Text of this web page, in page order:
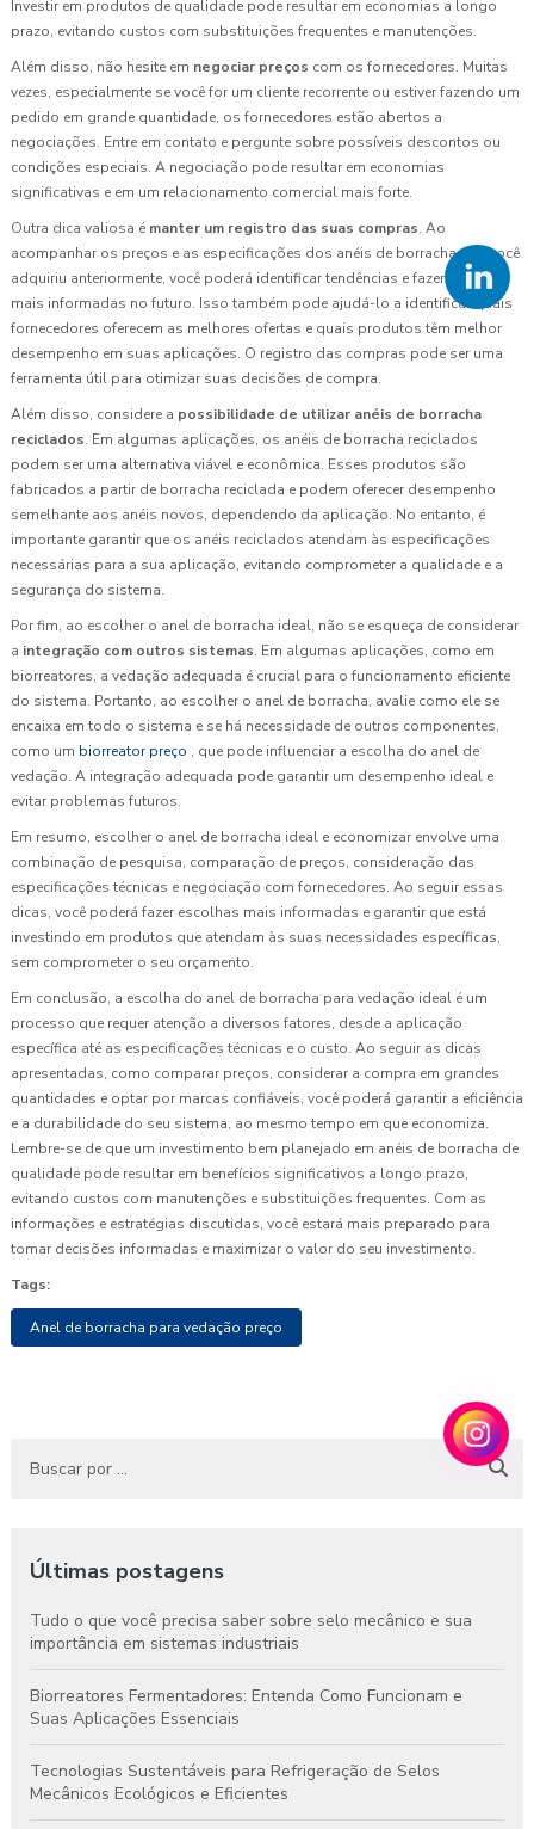
Investir em produtos de qualidade pode resultar em economias a longo
prazo, evitando custos com substituições frequentes e manutenções.
Além disso, não hesite em negociar preços com os fornecedores. Muitas
vezes, especialmente se você for um cliente recorrente ou estiver fazendo um
pedido em grande quantidade, os fornecedores estão abertos a
negociações. Entre em contato e pergunte sobre possíveis descontos ou
condições especiais. A negociação pode resultar em economias
significativas e em um relacionamento comercial mais forte.
Outra dica valiosa é manter um registro das suas compras. Ao
acompanhar os preços e as especificações dos anéis de borracha que você
adquiriu anteriormente, você poderá identificar tendências e fazer escolhas
mais informadas no futuro. Isso também pode ajudá-lo a identificar quais
fornecedores oferecem as melhores ofertas e quais produtos têm melhor
desempenho em suas aplicações. O registro das compras pode ser uma
ferramenta útil para otimizar suas decisões de compra.
Além disso, considere a possibilidade de utilizar anéis de borracha
reciclados. Em algumas aplicações, os anéis de borracha reciclados
podem ser uma alternativa viável e econômica. Esses produtos são
fabricados a partir de borracha reciclada e podem oferecer desempenho
semelhante aos anéis novos, dependendo da aplicação. No entanto, é
importante garantir que os anéis reciclados atendam às especificações
necessárias para a sua aplicação, evitando comprometer a qualidade e a
segurança do sistema.
Por fim, ao escolher o anel de borracha ideal, não se esqueça de considerar
a integração com outros sistemas. Em algumas aplicações, como em
biorreatores, a vedação adequada é crucial para o funcionamento eficiente
do sistema. Portanto, ao escolher o anel de borracha, avalie como ele se
encaixa em todo o sistema e se há necessidade de outros componentes,
como um biorreator preço , que pode influenciar a escolha do anel de
vedação. A integração adequada pode garantir um desempenho ideal e
evitar problemas futuros.
Em resumo, escolher o anel de borracha ideal e economizar envolve uma
combinação de pesquisa, comparação de preços, consideração das
especificações técnicas e negociação com fornecedores. Ao seguir essas
dicas, você poderá fazer escolhas mais informadas e garantir que está
investindo em produtos que atendam às suas necessidades específicas,
sem comprometer o seu orçamento.
Em conclusão, a escolha do anel de borracha para vedação ideal é um
processo que requer atenção a diversos fatores, desde a aplicação
específica até as especificações técnicas e o custo. Ao seguir as dicas
apresentadas, como comparar preços, considerar a compra em grandes
quantidades e optar por marcas confiáveis, você poderá garantir a eficiência
e a durabilidade do seu sistema, ao mesmo tempo em que economiza.
Lembre-se de que um investimento bem planejado em anéis de borracha de
qualidade pode resultar em benefícios significativos a longo prazo,
evitando custos com manutenções e substituições frequentes. Com as
informações e estratégias discutidas, você estará mais preparado para
tomar decisões informadas e maximizar o valor do seu investimento.
Tags:
Anel de borracha para vedação preço
Últimas postagens
Tudo o que você precisa saber sobre selo mecânico e sua
importância em sistemas industriais
Biorreatores Fermentadores: Entenda Como Funcionam e
Suas Aplicações Essenciais
Tecnologias Sustentáveis para Refrigeração de Selos
Mecânicos Ecológicos e Eficientes